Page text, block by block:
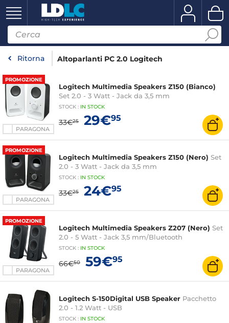
Ritorna Altoparlanti PC 2.0 Logitech
PROMOZIONE
PARAGONA
Logitech Multimedia Speakers Z150 (Bianco)
Set 2.0 - 3 Watt - Jack da 3,5 mm
STOCK : IN STOCK
33€25 29€95
PROMOZIONE
PARAGONA
Logitech Multimedia Speakers Z150 (Nero) Set
2.0 - 3 Watt - Jack da 3,5 mm
STOCK : IN STOCK
33€25 24€95
PROMOZIONE
PARAGONA
Logitech Multimedia Speakers Z207 (Nero) Set
2.0 - 5 Watt - Jack 3,5 mm/Bluetooth
STOCK : IN STOCK
66€50 59€95
Logitech S-150Digital USB Speaker Pacchetto
2.0 - 1.2 Watt - USB
STOCK : IN STOCK